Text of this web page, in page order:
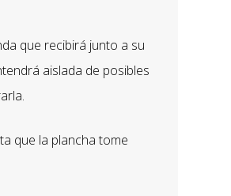
que recibirá junto a su
aislada de posibles
que la plancha tome